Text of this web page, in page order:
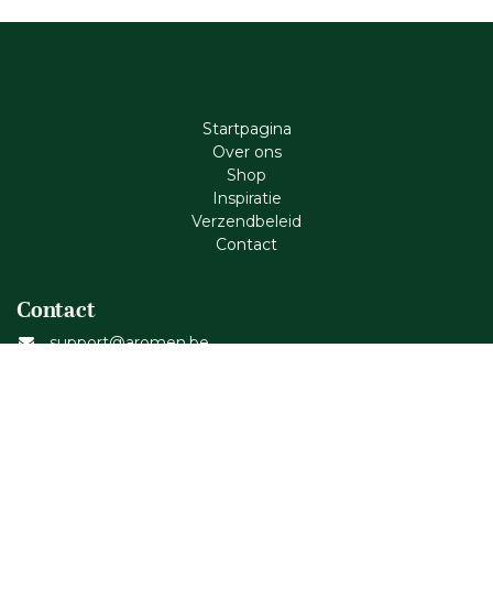
Startpagina
Ove​r​ ons
Shop
Inspiratie
Verzendbeleid
Cont​act
Contact
support@aromen.be